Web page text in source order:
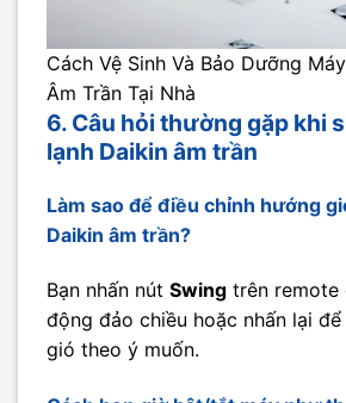
Cách Vệ Sinh Và Bảo Dưỡng
Âm Trần Tại Nhà
6. Câu hỏi thường gặp khi
lạnh Daikin âm trần
Làm sao để điều chỉnh hướng
Daikin âm trần?
Bạn nhấn nút Swing trên remote
động đảo chiều hoặc nhấn lại
gió theo ý muốn.